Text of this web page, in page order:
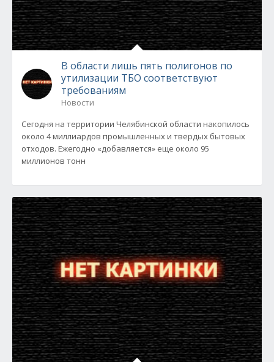
В области лишь пять полигонов по
утилизации ТБО соответствуют
требованиям
Новости
Сегодня на территории Челябинской области накопилось
около 4 миллиардов промышленных и твердых бытовых
отходов. Ежегодно «добавляется» еще около 95
миллионов тонн